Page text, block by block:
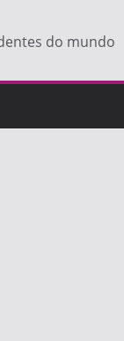
do mundo